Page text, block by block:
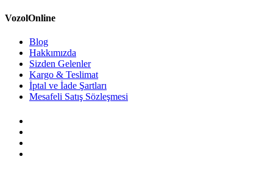
VozolOnline
Blog
Hakkımızda
Sizden Gelenler
Kargo & Teslimat
İptal ve İade Şartları
Mesafeli Satış Sözleşmesi